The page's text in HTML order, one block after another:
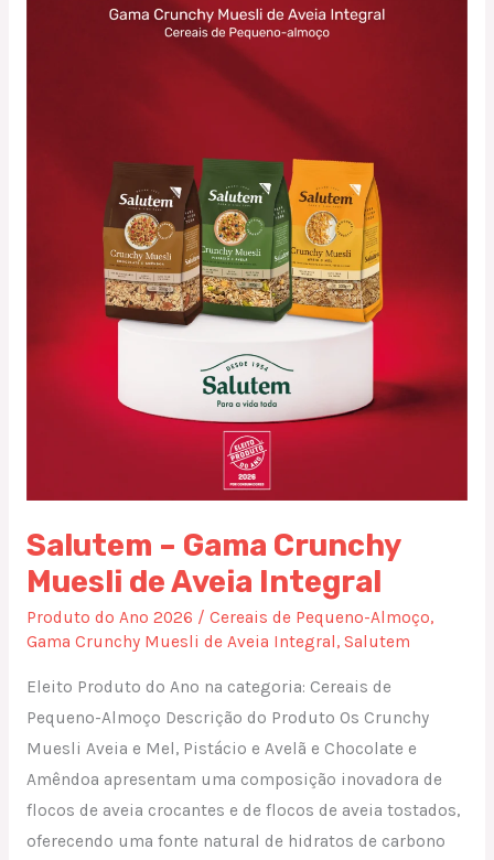
Salutem – Gama Crunchy
Muesli de Aveia Integral
Produto do Ano 2026 / Cereais de Pequeno-Almoço,
Gama Crunchy Muesli de Aveia Integral, Salutem
Eleito Produto do Ano na categoria: Cereais de
Pequeno-Almoço Descrição do Produto Os Crunchy
Muesli Aveia e Mel, Pistácio e Avelã e Chocolate e
Amêndoa apresentam uma composição inovadora de
flocos de aveia crocantes e de flocos de aveia tostados,
oferecendo uma fonte natural de hidratos de carbono